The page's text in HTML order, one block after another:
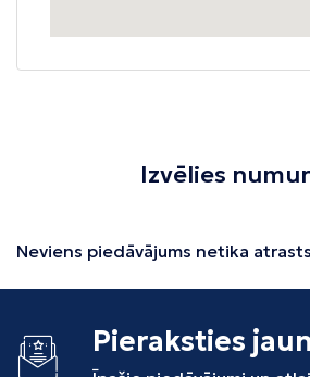
Izvēlies
Neviens piedāvājums netika atrasts
Pieraksties